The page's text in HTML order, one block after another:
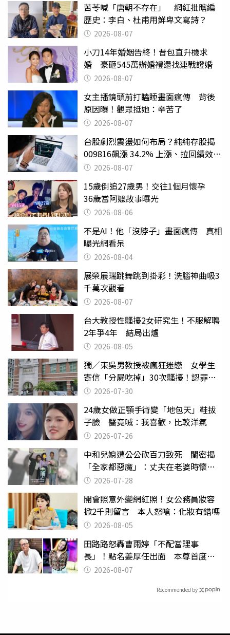
苦苓喊「唐朝不存在」 網紅批瞎編
歷史：李白、杜甫用鮮卑文寫詩？
2026-08-07
小刀14年婚姻告終！昔包直升機求
婚 豪砸545萬辦婚禮還找連戰證婚
2026-08-07
女主播鏡頭前打瞌睡畫面瘋傳 背後
原因曝！觀眾挺她：辛苦了
2026-08-07
台股劇烈震盪如何布局？純純存股揭
009816飆漲 34.2% 上漲、拉回績效勝
主動式ETF
2026-08-07
15歲倒追27歲男！交往1個月懷孕
36歲當阿嬤故事曝光
2026-08-06
不是AI！他「沒脖子」畫面瘋傳 真相
曝光網看呆
2026-08-04
展榮展瑞跳舞跳到掛彩！洗腦神曲吸3
千萬次觀看
2026-08-07
台大教授性騷擾2女研究生！不服解聘
2年爭4年 結局出爐
2026-08-05
獨／東吳男教授被瘋狂迷戀 女學生
寄信「分屍吃掉」30次騷擾！認罪免
關 2026-07-30
24歲女做正顎手術變「地包天」鞋拔
子臉 醫竟喊：我喜歡，比較洋氣
2026-07-26
中和兒媳遭公公砍百刀致死 閨密揭
「全家都惡魔」：丈夫在老婆時懷孕
摔東西
2026-07-28
開會照意外變網紅照！女公務員妝容
掀2千則留言 本人怒嗆：化妝有錯嗎
2026-08-05
田路路怒轟曹雨婷「不配當理事
長」！點名姜厚任出面 本尊首度回
應了2026-08-07
Recommended by